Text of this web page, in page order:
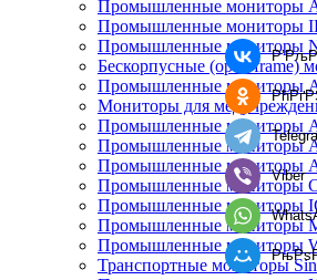
Промышленные мониторы
Промышленные мониторы
Промышленные мониторы
Бескорпусные (open frame)
Промышленные мониторы
Мониторы для
Промышленные мониторы
Промышленные мониторы
Промышленные мониторы
Промышленные мониторы
Промышленные мониторы
Промышленные мониторы
Промышленные мониторы
Транспортные мониторы
Viber